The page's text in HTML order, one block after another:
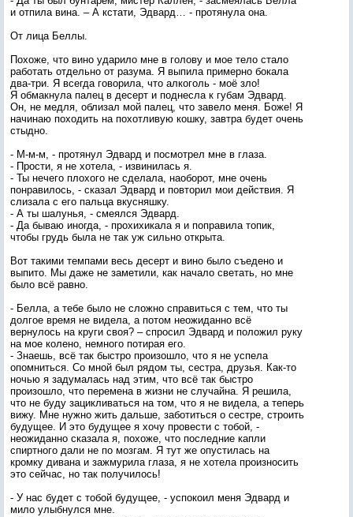
и отпила вина. – А кстати, Эдвард… - протянула она.
От лица Беллы.
Похоже, что вино ударило мне в голову и мое тело стало
работать отдельно от разума. Я выпила примерно бокала
два-три. Я всегда говорила, что алкоголь - моё зло!
Я обмакнула палец в десерт и поднесла к губам Эдвард.
Он, не медля, облизал мой палец, что завело меня. Боже! Я
начинаю походить на похотливую кошку, завтра будет очень
стыдно.
- М-м-м, - протянул Эдвард и посмотрел мне в глаза.
- Прости, я не хотела, - извинилась я.
- Ты нечего плохого не сделала, наоборот, мне очень
понравилось, - сказал Эдвард и повторил мои действия. Я
слизала с его пальца вкусняшку.
- А ты шалунья, - смеялся Эдвард.
- Да бываю иногда, - прохихикала я и поправила топик,
чтобы грудь была не так уж сильно открыта.
Вот такими темпами весь десерт и вино было съедено и
выпито. Мы даже не заметили, как начало светать, но мне
было всё равно.
- Белла, а тебе было не сложно справиться с тем, что ты
долгое время не видела, а потом неожиданно всё
вернулось на круги своя? – спросил Эдвард и положил руку
на мое колено, немного потирая его.
- Знаешь, всё так быстро произошло, что я не успела
опомниться. Со мной был рядом ты, сестра, друзья. Как-то
ночью я задумалась над этим, что всё так быстро
произошло, что перемена в жизни не случайна. Я решила,
что не буду зацикливаться на том, что я не видела, а теперь
вижу. Мне нужно жить дальше, заботиться о сестре, строить
будущее. И это будущее я хочу провести с тобой, -
неожиданно сказала я, похоже, что последние капли
спиртного дали не по мозгам. Я тут же опустилась на
кромку дивана и зажмурила глаза, я не хотела произносить
это сейчас, но так получилось!
- У нас будет с тобой будущее, - успокоил меня Эдвард и
мило улыбнулся мне.